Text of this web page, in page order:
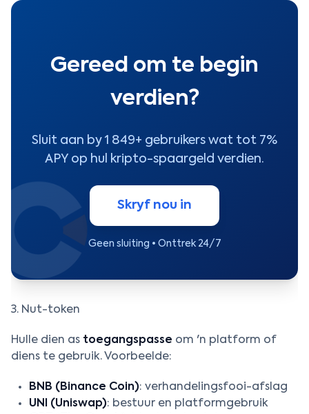
Gereed om te begin
verdien?
Sluit aan by 1 849+ gebruikers wat tot 7%
APY op hul kripto-spaargeld verdien.
Skryf nou in
Geen sluiting • Onttrek 24/7
3. Nut-token
Hulle dien as toegangspasse om 'n platform of
diens te gebruik. Voorbeelde:
BNB (Binance Coin): verhandelingsfooi-afslag
UNI (Uniswap): bestuur en platformgebruik